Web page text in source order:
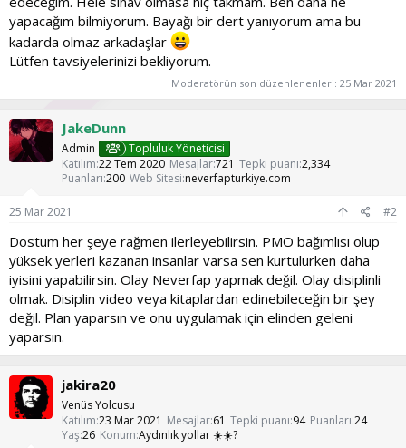
yapacağım bilmiyorum. Bayağı bir dert yanıyorum ama bu
kadarda olmaz arkadaşlar
Lütfen tavsiyelerinizi bekliyorum.
Moderatörün son düzenlenenleri: 25 Mar 2021
JakeDunn
Admin
Topluluk Yöneticisi
Katılım 22 Tem 2020 Mesajlar721 Tepki puanı 2,334
Puanları 200 Web Sitesi neverfapturkiye.com
25 Mar 2021 #2
Dostum her şeye rağmen ilerleyebilirsin. PMO bağımlısı olup
yüksek yerleri kazanan insanlar varsa sen kurtulurken daha
iyisini yapabilirsin. Olay Neverfap yapmak değil. Olay disiplinli
olmak. Disiplin video veya kitaplardan edinebileceğin bir şey
değil. Plan yaparsın ve onu uygulamak için elinden geleni
yaparsın.
jakira20
Venüs Yolcusu
Katılım 23 Mar 2021 Mesajlar 61 Tepki puanı 94 Puanları 24
Yaş 26 Konum Aydınlık yollar ☀️☀️?